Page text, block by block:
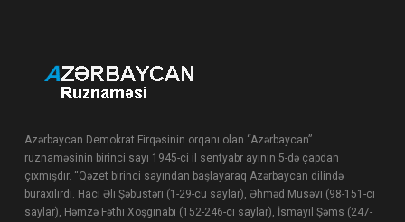
Azərbaycan Demokrat Firqəsinin orqanı olan “Azərbaycan”
ruznaməsinin birinci sayı 1945-ci il sentyabr ayının 5-də çapdan
çıxmışdır. “Qəzet birinci sayından başlayaraq Azərbaycan dilində
buraxılırdı. Hacı Əli Şəbüstəri (1-29-cu saylar), Əhməd Müsəvi (98-151-ci
saylar), Həmzə Fəthi Xoşginabi (152-246-cı saylar), İsmayıl Şəms (247-